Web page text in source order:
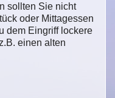
sollten Sie nicht
oder Mittagessen
dem Eingriff lockere
einen alten